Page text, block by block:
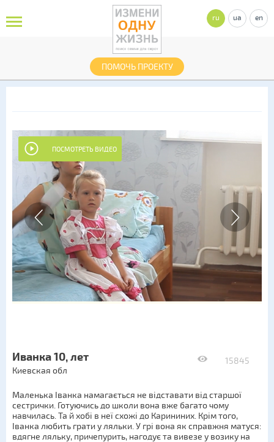
ПОМОЧЬ ПРОЕКТУ
ru ua en
ПОСМОТРЕТЬ ВИДЕО
15845
Иванка 10, лет
Киевская обл
Маленька Іванка намагається не відставати від старшої
сестрички. Готуючись до школи вона вже багато чому
навчилась. Та й хобі в неї схожі до Карининих. Крім того,
Іванка любить грати у ляльки. У грі вона як справжня матуся:
вдягне ляльку, причепурить, нагодує та вивезе у возику на